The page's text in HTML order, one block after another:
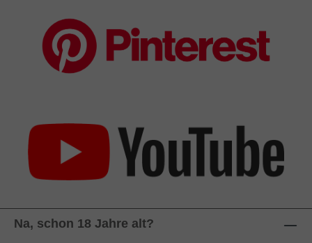
Na, schon 18 Jahre alt?